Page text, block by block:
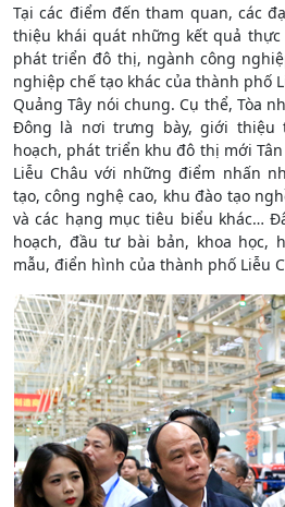
Tại các điểm đến tham quan, các
thiệu khái quát những kết quả thực
phát triển đô thị, ngành công
nghiệp chế tạo khác của thành phố
Quảng Tây nói chung. Cụ thể, Tòa
Đông là nơi trưng bày, giới thiệu
hoạch, phát triển khu đô thị mới
Liễu Châu với những điểm nhấn
tạo, công nghệ cao, khu đào tạo
và các hạng mục tiêu biểu khác…
hoạch, đầu tư bài bản, khoa học,
mẫu, điển hình của thành phố Liễu